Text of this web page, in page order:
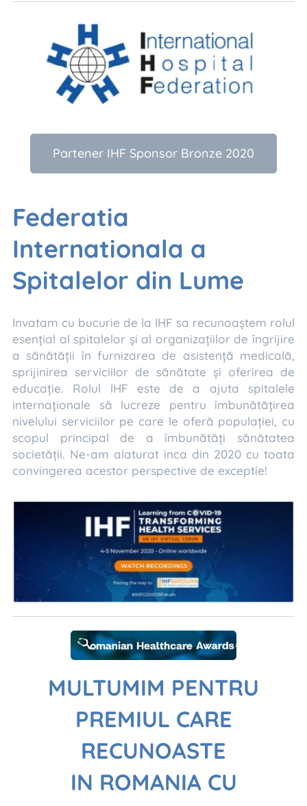
Partener IHF Sponsor Bronze 2020
Federatia
Internationala a
Spitalelor din Lume
Invatam cu bucurie de la IHF sa recunoaștem rolul
esențial al spitalelor și al organizațiilor de îngrijire
a sănătății în furnizarea de asistență medicală,
sprijinirea serviciilor de sănătate și oferirea de
educație. Rolul IHF este de a ajuta spitalele
internaționale să lucreze pentru îmbunătățirea
nivelului serviciilor pe care le oferă populației, cu
scopul principal de a îmbunătăți sănătatea
societății. Ne-am alaturat inca din 2020 cu toata
convingerea acestor perspective de exceptie!
MULTUMIM PENTRU
PREMIUL CARE
RECUNOASTE
IN ROMANIA CU